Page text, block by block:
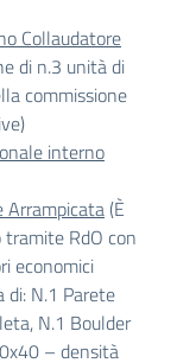
Collaudatore
di n.3 unità di
commissione
interno
Arrampicata (È
RdO con
economici
di: N.1 Parete
N.1 Boulder
– densità